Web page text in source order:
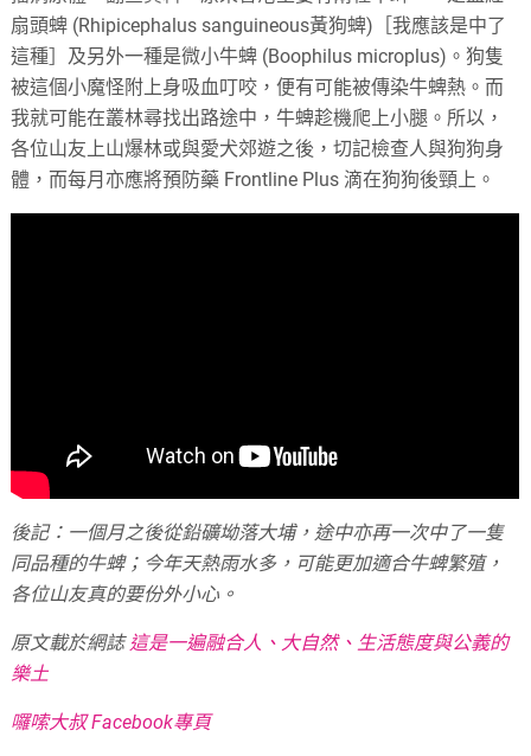
扇頭蜱 (Rhipicephalus sanguineous黃狗蜱)［我應該是中了
這種］及另外一種是微小牛蜱 (Boophilus microplus)。狗隻
被這個小魔怪附上身吸血叮咬，便有可能被傳染牛蜱熱。而
我就可能在叢林尋找出路途中，牛蜱趁機爬上小腿。所以，
各位山友上山爆林或與愛犬郊遊之後，切記檢查人與狗狗身
體，而每月亦應將預防藥 Frontline Plus 滴在狗狗後頸上。
後記：一個月之後從鉛礦坳落大埔，途中亦再一次中了一隻
同品種的牛蜱；今年天熱雨水多，可能更加適合牛蜱繁殖，
各位山友真的要份外小心。
原文載於網誌這是一遍融合人、大自然、生活態度與公義的
樂土
囉嗦大叔 Facebook專頁